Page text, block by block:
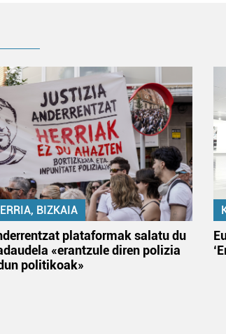
BIZKAIA
plataformak salatu du
«erantzule diren polizia
politikoak»